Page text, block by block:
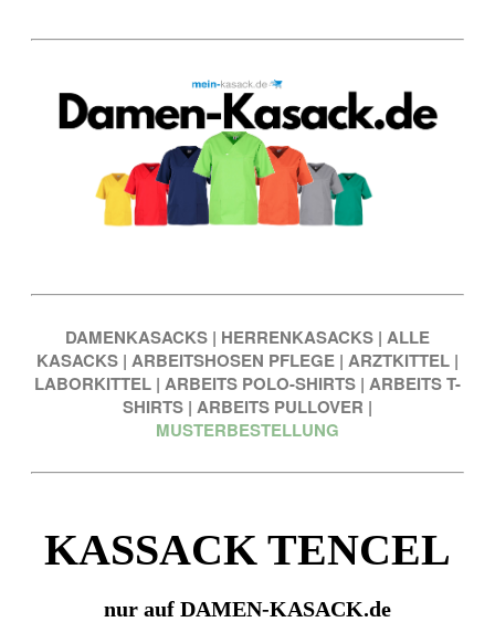
DAMENKASACKS | HERRENKASACKS | ALLE
KASACKS | ARBEITSHOSEN PFLEGE | ARZTKITTEL |
LABORKITTEL | ARBEITS POLO-SHIRTS | ARBEITS T-
SHIRTS | ARBEITS PULLOVER |
MUSTERBESTELLUNG
KASSACK TENCEL
nur auf DAMEN-KASACK.de